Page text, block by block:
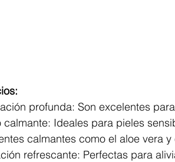
profunda: Son excelentes
calmante: Ideales para pieles
calmantes como el aloe vera y
refrescante: Perfectas para